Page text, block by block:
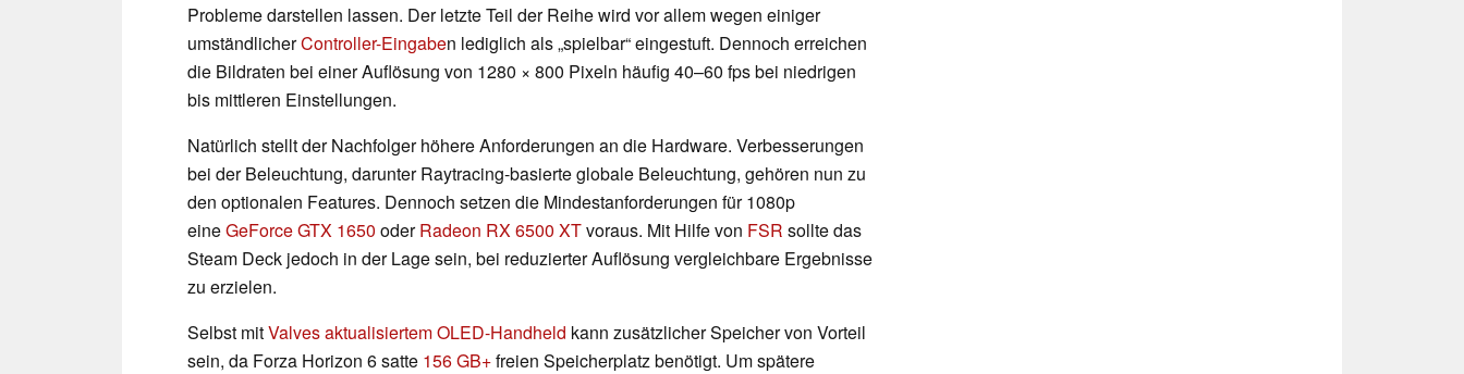
Probleme darstellen lassen. Der letzte Teil der Reihe wird vor allem wegen einiger
umständlicherController-Eingaben lediglich als „spielbar“ eingestuft. Dennoch erreichen
die Bildraten bei einer Auflösung von 1280 × 800 Pixeln häufig 40–60 fps bei niedrigen
bis mittleren Einstellungen.
Natürlich stellt der Nachfolger höhere Anforderungen an die Hardware. Verbesserungen
bei der Beleuchtung, darunter Raytracing-basierte globale Beleuchtung, gehören nun zu
den optionalen Features. Dennoch setzen die Mindestanforderungen für 1080p
eineGeForce GTX 1650 oderRadeon RX 6500 XTvoraus. Mit Hilfe von FSR sollte das
Steam Deck jedoch in der Lage sein, bei reduzierter Auflösung vergleichbare Ergebnisse
zu erzielen.
Selbst mitValves aktualisiertem OLED-Handheld kann zusätzlicher Speicher von Vorteil
sein, da Forza Horizon 6 satte 156 GB+freien Speicherplatz benötigt. Um spätere